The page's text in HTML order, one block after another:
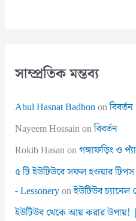
সাম্প্রতিক মন্তব্য
Abul Hasnat Badhononবিবর্তন
Nayeem Hossainonবিবর্তন
Rokib Hasanonগঙ্গাফড়িং ও
৫ টি ইউটিউবে সফল হওয়ার
- Lessoneryonইউটিউব চ্যানেল
ইউটিউব থেকে আয় করার উপায়!